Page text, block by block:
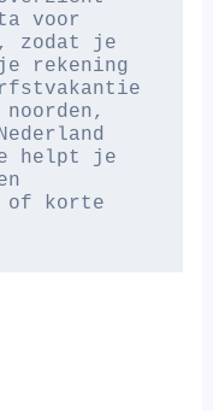
voor
zodat je
rekening
helpt je
of korte